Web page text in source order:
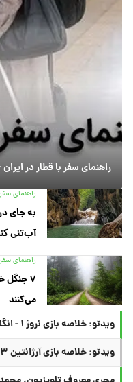
راهنمای سفر با قطار در
راهنمای سفر
به جای
آب‌تنی
راهنمای سفر
۷
می‌کنند
ویدئو: خلاصه بازی نروژ ۱ - انگلیس ۲
ویدئو: خلاصه بازی آرژانتین ۳ - سوئیس ۱